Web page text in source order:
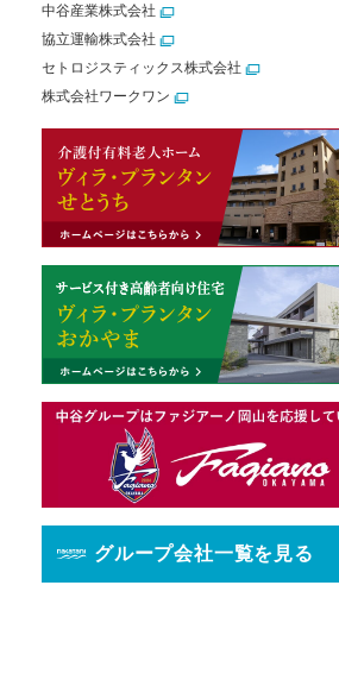
中谷産業株式会社
協立運輸株式会社
セトロジスティックス株式会社
株式会社ワークワン
グループ会社一覧を見る